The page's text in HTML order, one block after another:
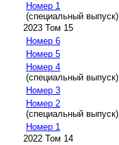
Номер 1
(специальный выпуск)
2023 Том 15
Номер 6
Номер 5
Номер 4
(специальный выпуск)
Номер 3
Номер 2
(специальный выпуск)
Номер 1
2022 Том 14